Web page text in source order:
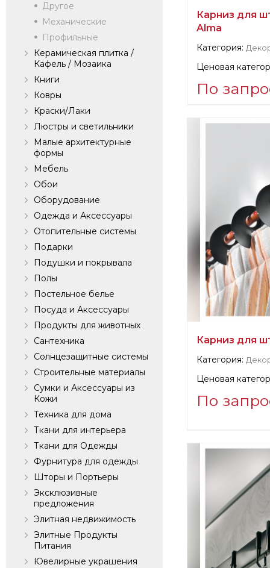
Другое
Механические
Профильные
Керамическая плитка /
Кафель / Мозаика
Книги
Ковры
Краски/Лаки
Люстры и светильники
Малые архитектурные
формы
Мебель
Обои
Оборудование
Одежда и Аксессуары
Отопительные системы
Подарки
Подушки и покрывала
Полы
Постельное белье
Посуда и Аксессуары
Продукты для животных
Сантехника
Солнцезащитные системы
Строительные материалы
Сумки и Аксессуары из
Кожи
Техника для дома
Ткани для интерьера
Ткани для Одежды
Фурнитура для одежды
Шторы и Портьеры
Эксклюзивные
предложения
Элитная недвижимость
Элитные Продукты
Питания
Ювелирные украшения
Карниз для
Alma
Категория:
Ценовая
По
Информация о
Производитель:
Карниз для
Категория:
Ценовая
По
Производитель: